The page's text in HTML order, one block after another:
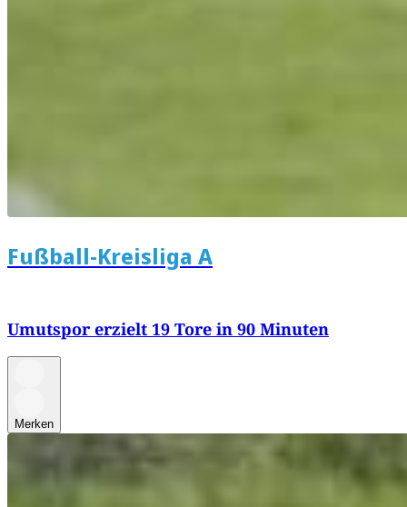
Fußball-Kreisliga A
Umutspor erzielt 19 Tore in 90 Minuten
Merken